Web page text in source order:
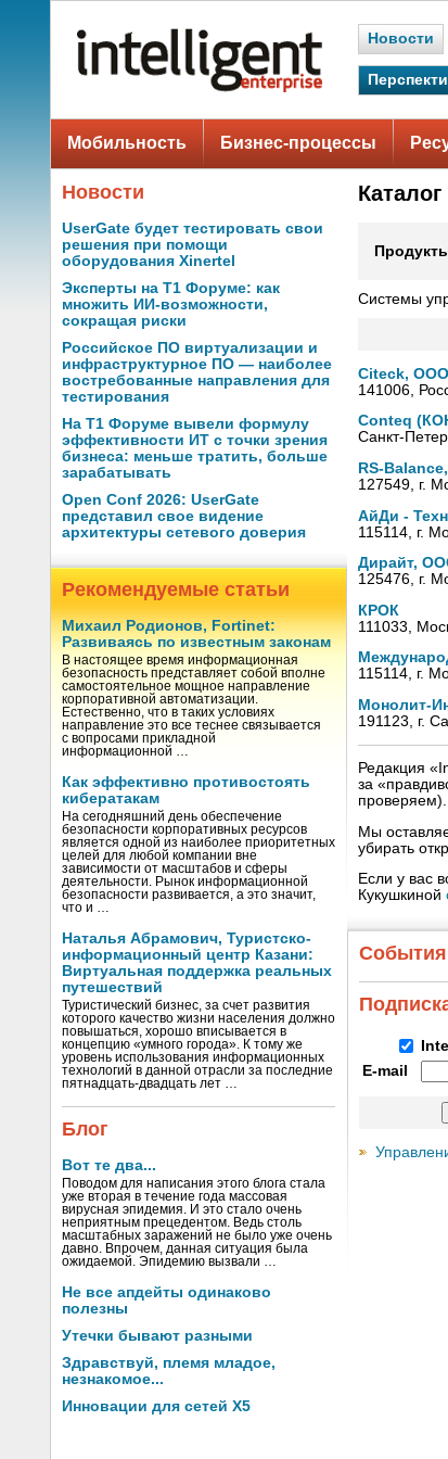
Новости
Мобильность Бизнес-процессы
Новости
UserGate будет тестировать свои
решения при помощи
оборудования Xinertel
Эксперты на Т1 Форуме: как
множить ИИ-возможности,
сокращая риски
Российское ПО виртуализации и
инфраструктурное ПО — наиболее
востребованные направления для
тестирования
На Т1 Форуме вывели формулу
эффективности ИТ с точки зрения
бизнеса: меньше тратить, больше
зарабатывать
Open Conf 2026: UserGate
представил свое видение
архитектуры сетевого доверия
Рекомендуемые статьи
Михаил Родионов, Fortinet:
Развиваясь по известным законам
В настоящее время информационная
безопасность представляет собой вполне
самостоятельное мощное направление
корпоративной автоматизации.
Естественно, что в таких условиях
направление это все теснее связывается
с вопросами прикладной
информационной …
Как эффективно противостоять
кибератакам
На сегодняшний день обеспечение
безопасности корпоративных ресурсов
является одной из наиболее приоритетных
целей для любой компании вне
зависимости от масштабов и сферы
деятельности. Рынок информационной
безопасности развивается, а это значит,
что и …
Наталья Абрамович, Туристско-
информационный центр Казани:
Виртуальная поддержка реальных
путешествий
Туристический бизнес, за счет развития
которого качество жизни населения должно
повышаться, хорошо вписывается в
концепцию «умного города». К тому же
уровень использования информационных
технологий в данной отрасли за последние
пятнадцать-двадцать лет …
Блог
Вот те два...
Поводом для написания этого блога стала
уже вторая в течение года массовая
вирусная эпидемия. И это стало очень
неприятным прецедентом. Ведь столь
масштабных заражений не было уже очень
давно. Впрочем, данная ситуация была
ожидаемой. Эпидемию вызвали …
Не все апдейты одинаково
полезны
Утечки бывают разными
Здравствуй, племя младое,
незнакомое...
Инновации для сетей X5
Системы
Citeck, ООО
141006,
Conteq
Санкт-
RS-
127549, г.
АйДи -
115114, г.
Дирайт,
125476, г.
КРОК
111033,
115114, г.
Монолит-
191123, г.
Редакция
за
проверяем).
Мы
убирать
Если у вас
Кукушкиной
События
E-mail